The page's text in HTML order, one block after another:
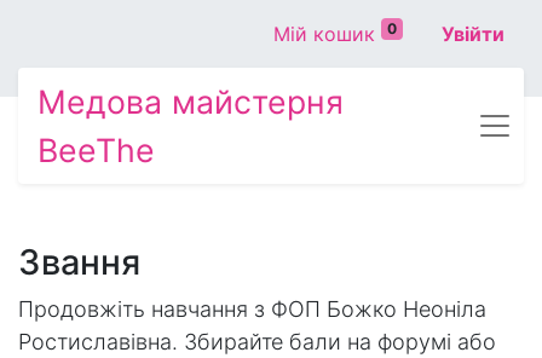
Мій кошик 0 Увійти
Медова майстерня
BeeThe
Звання
Продовжіть навчання з ФОП Божко Неоніла
Ростиславівна. Збирайте бали на форумі або